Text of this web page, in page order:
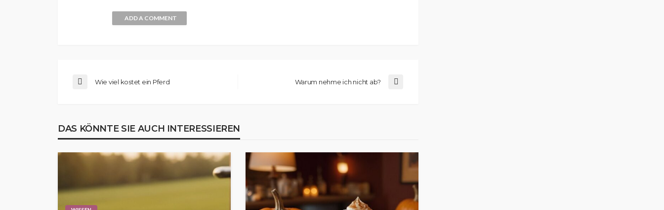
ADD A COMMENT
Wie viel kostet ein Pferd Warum nehme ich nicht ab?
DAS KÖNNTE SIE AUCH INTERESSIEREN